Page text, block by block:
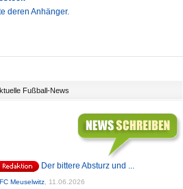
deren Anhänger.
Fußball-News
Der bittere Absturz und ...
Meuselwitz 11.06.2026